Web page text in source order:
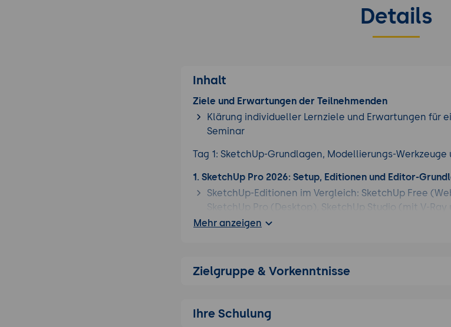
Details
Inhalt
Ziele und Erwartungen der Teilnehmenden
Klärung individueller Lernziele und Erwartungen für
Seminar
Tag 1: SketchUp-Grundlagen, Modellierungs-
1. SketchUp Pro 2026: Setup, Editionen und Editor-
SketchUp-Editionen im Vergleich: SketchUp Free
SketchUp Pro (Desktop), SketchUp Studio (mit V-Ray
Plattformen: Windows, macOS, iPad mit Apple Pencil.
Achsen-System: rote, grüne, blaue Achse als
Standard-Einheiten (m, cm, mm).
Mehr anzeigen
Zielgruppe & Vorkenntnisse
Ihre Schulung